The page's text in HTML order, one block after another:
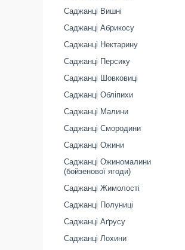
Саджанці Вишні
Саджанці Абрикосу
Саджанці Нектарину
Саджанці Персику
Саджанці Шовковиці
Саджанці Обліпихи
Саджанці Малини
Саджанці Смородини
Саджанці Ожини
Саджанці Ожиномалини
(бойзенової ягоди)
Саджанці Жимолості
Саджанці Полуниці
Саджанці Аґрусу
Саджанці Лохини